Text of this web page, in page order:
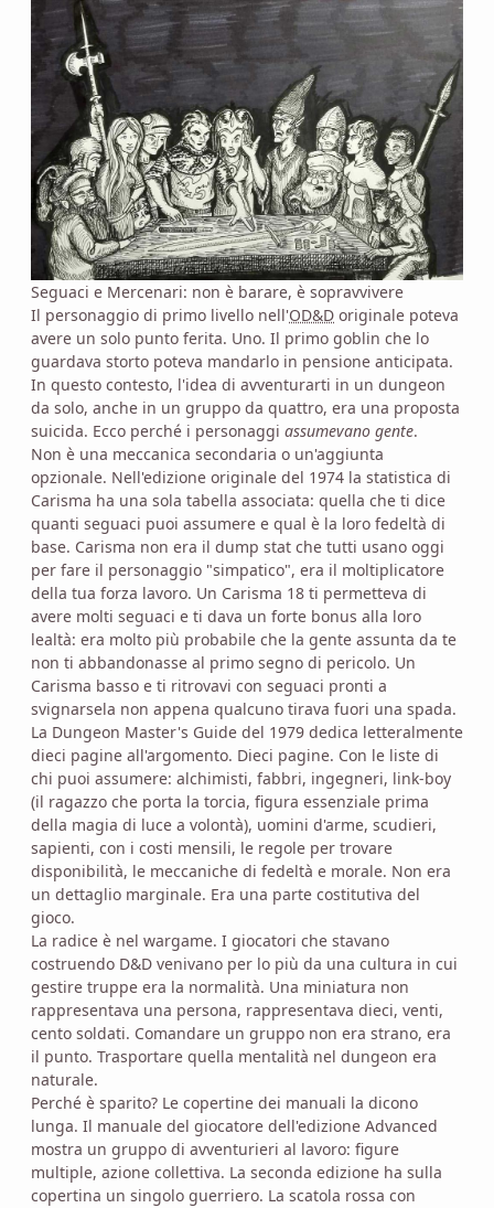
Seguaci e Mercenari: non è barare, è sopravvivere
Il personaggio di primo livello nell'OD&D originale poteva
avere un solo punto ferita. Uno. Il primo goblin che lo
guardava storto poteva mandarlo in pensione anticipata.
In questo contesto, l'idea di avventurarti in un dungeon
da solo, anche in un gruppo da quattro, era una proposta
suicida. Ecco perché i personaggi assumevano gente.
Non è una meccanica secondaria o un'aggiunta
opzionale. Nell'edizione originale del 1974 la statistica di
Carisma ha una sola tabella associata: quella che ti dice
quanti seguaci puoi assumere e qual è la loro fedeltà di
base. Carisma non era il dump stat che tutti usano oggi
per fare il personaggio "simpatico", era il moltiplicatore
della tua forza lavoro. Un Carisma 18 ti permetteva di
avere molti seguaci e ti dava un forte bonus alla loro
lealtà: era molto più probabile che la gente assunta da te
non ti abbandonasse al primo segno di pericolo. Un
Carisma basso e ti ritrovavi con seguaci pronti a
svignarsela non appena qualcuno tirava fuori una spada.
La Dungeon Master's Guide del 1979 dedica letteralmente
dieci pagine all'argomento. Dieci pagine. Con le liste di
chi puoi assumere: alchimisti, fabbri, ingegneri, link-boy
(il ragazzo che porta la torcia, figura essenziale prima
della magia di luce a volontà), uomini d'arme, scudieri,
sapienti, con i costi mensili, le regole per trovare
disponibilità, le meccaniche di fedeltà e morale. Non era
un dettaglio marginale. Era una parte costitutiva del
gioco.
La radice è nel wargame. I giocatori che stavano
costruendo D&D venivano per lo più da una cultura in cui
gestire truppe era la normalità. Una miniatura non
rappresentava una persona, rappresentava dieci, venti,
cento soldati. Comandare un gruppo non era strano, era
il punto. Trasportare quella mentalità nel dungeon era
naturale.
Perché è sparito? Le copertine dei manuali la dicono
lunga. Il manuale del giocatore dell'edizione Advanced
mostra un gruppo di avventurieri al lavoro: figure
multiple, azione collettiva. La seconda edizione ha sulla
copertina un singolo guerriero. La scatola rossa con